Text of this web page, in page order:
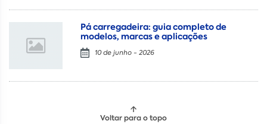
Pá carregadeira: guia completo de
modelos, marcas e aplicações
10 de junho - 2026
Voltar para o topo